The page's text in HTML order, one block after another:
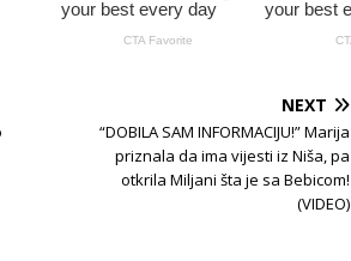
NEXT
“DOBILA SAM INFORMACIJU!” Marija
priznala da ima vijesti iz Niša, pa
otkrila Miljani šta je sa Bebicom!
(VIDEO)